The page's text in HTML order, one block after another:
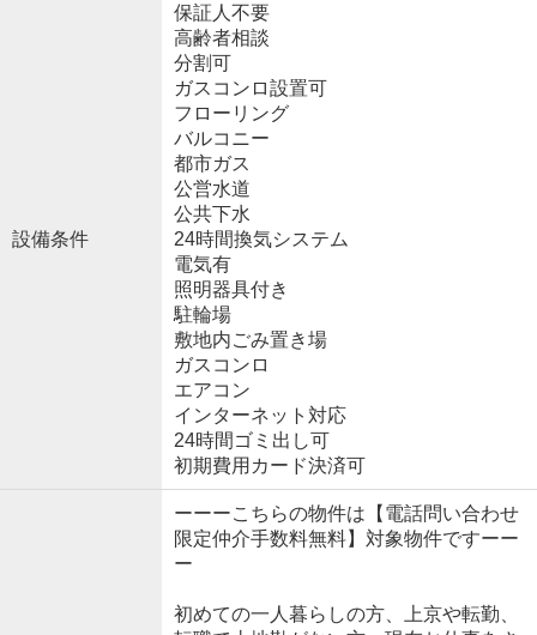
設備条件
保証人不要
高齢者相談
分割可
ガスコンロ設置可
フローリング
バルコニー
都市ガス
公営水道
公共下水
24時間換気システム
電気有
照明器具付き
駐輪場
敷地内ごみ置き場
ガスコンロ
エアコン
インターネット対応
24時間ゴミ出し可
初期費用カード決済可
ーーーこちらの物件は【電話問い合わせ
限定仲介手数料無料】対象物件ですーー
ー
初めての一人暮らしの方、上京や転勤、